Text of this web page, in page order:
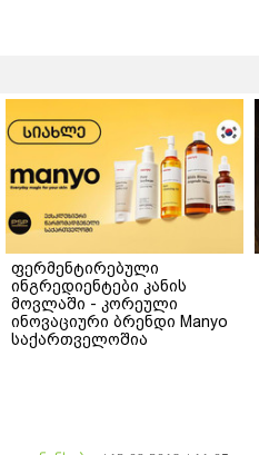
ფერმენტირებული
ინგრედიენტები კანის
მოვლაში - კორეული
ინოვაციური ბრენდი Manyo
საქართველოშია